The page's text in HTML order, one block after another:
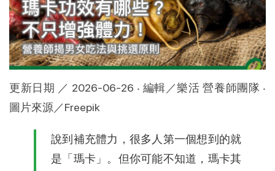
更新日期 ／ 2026-06-26 ‧ 編輯／樂活 營養師團隊 ‧
圖片來源／Freepik
說到補充體力，很多人第一個想到的就
是「瑪卡」。但你可能不知道，瑪卡其